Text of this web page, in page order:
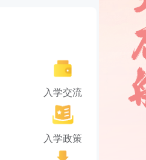
入学交流
入学政策